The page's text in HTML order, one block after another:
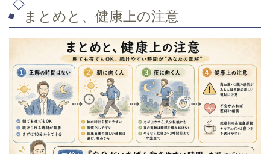
まとめと、健康上の注意